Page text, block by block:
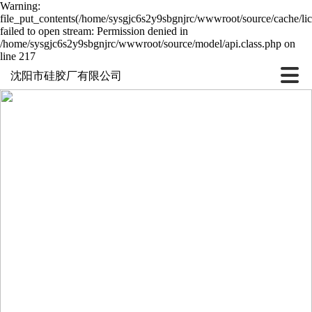
Warning:
file_put_contents(/home/sysgjc6s2y9sbgnjrc/wwwroot/source/cache/
failed to open stream: Permission denied in
/home/sysgjc6s2y9sbgnjrc/wwwroot/source/model/api.class.php on
line 217
沈阳市硅胶厂有限公司